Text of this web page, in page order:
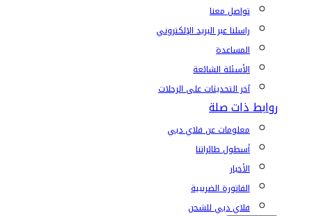
تواصل معنا
راسلنا عبر البريد الإلكتروني
المساعدة
الأسئلة الشائعة
آخر التحديثات على الرحلات
روابط ذات صلة
معلومات عن فلاي دبي
أسطول طائراتنا
الأخبار
الفاتورة الضريبية
فلاي دبي للشحن